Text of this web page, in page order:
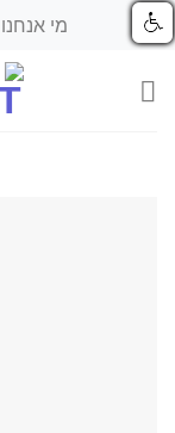
Skip
to
מי אנחנו